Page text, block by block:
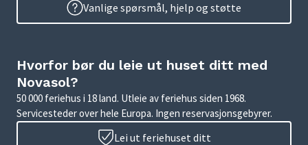
Vanlige spørsmål, hjelp og støtte
Hvorfor bør du leie ut huset ditt med
Novasol?
50 000 feriehus i 18 land. Utleie av feriehus siden 1968.
Servicesteder over hele Europa. Ingen reservasjonsgebyrer.
Lei ut feriehuset ditt